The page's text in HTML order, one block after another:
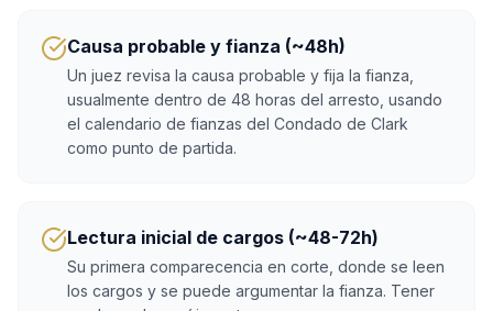
Causa probable y fianza (~48h)
Un juez revisa la causa probable y fija la fianza,
usualmente dentro de 48 horas del arresto, usando
el calendario de fianzas del Condado de Clark
como punto de partida.
Lectura inicial de cargos (~48-72h)
Su primera comparecencia en corte, donde se leen
los cargos y se puede argumentar la fianza. Tener